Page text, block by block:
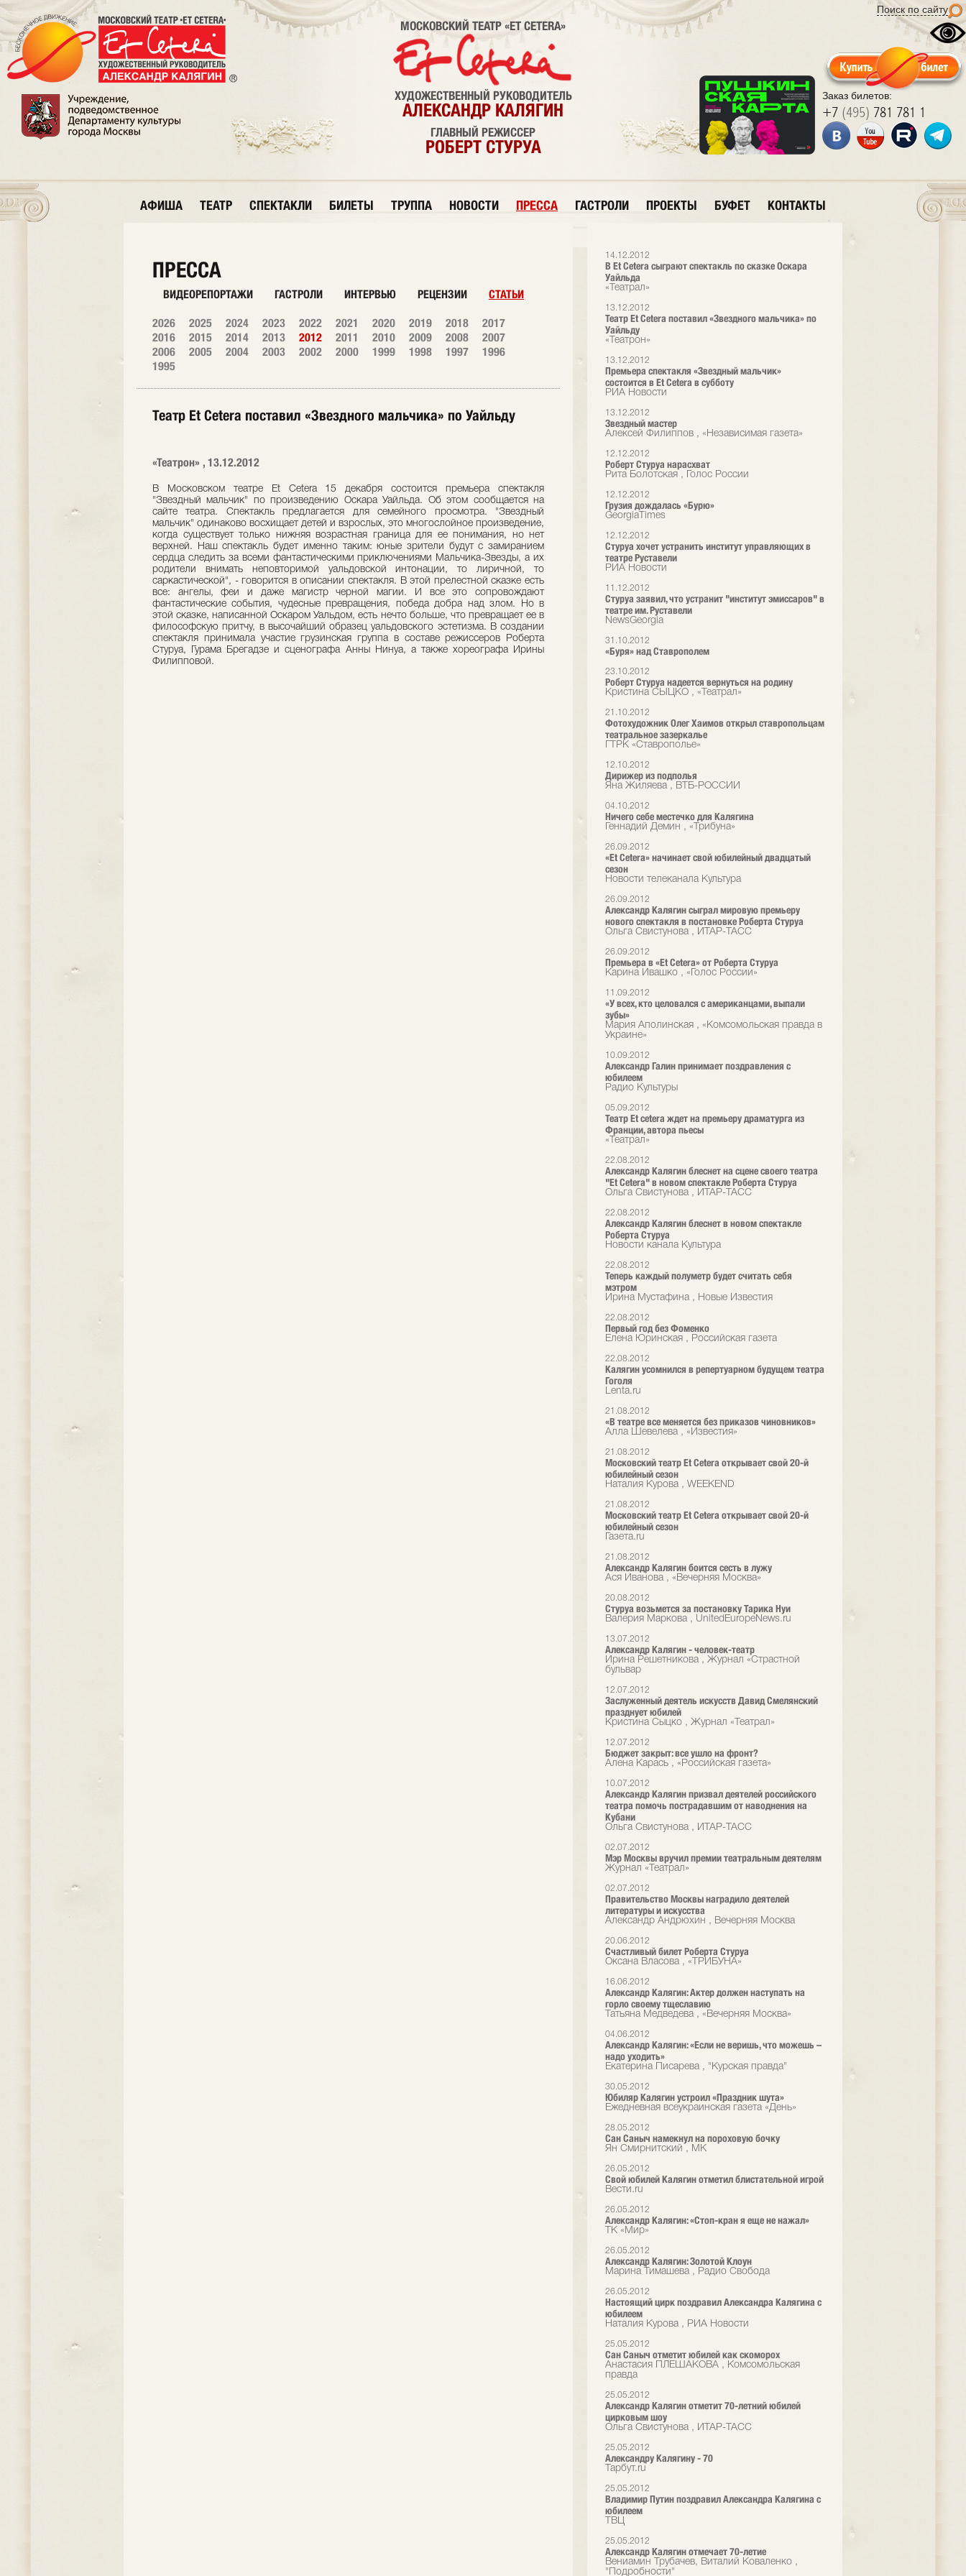
Поиск по сайту
Заказ билетов:
+7 (495) 781 781 1
МОСКОВСКИЙ ТЕАТР «ET CETERA»
ХУДОЖЕСТВЕННЫЙ РУКОВОДИТЕЛЬ
АЛЕКСАНДР КАЛЯГИН
ГЛАВНЫЙ РЕЖИССЕР
РОБЕРТ СТУРУА
АФИША ТЕАТР СПЕКТАКЛИ БИЛЕТЫ ТРУППА НОВОСТИ ПРЕССА ГАСТРОЛИ ПРОЕКТЫ БУФЕТ КОНТАКТЫ
14.12.2012
В Et Cetera сыграют спектакль по сказке Оскара
Уайльда
«Театрал»
13.12.2012
Театр Et Cetera поставил «Звездного мальчика» по
Уайльду
«Театрон»
13.12.2012
Премьера спектакля «Звездный мальчик»
состоится в Et Cetera в субботу
РИА Новости
13.12.2012
Звездный мастер
Алексей Филиппов , «Независимая газета»
12.12.2012
Роберт Стуруа нарасхват
Рита Болотская , Голос России
12.12.2012
Грузия дождалась «Бурю»
GeorgiaTimes
12.12.2012
Стуруа хочет устранить институт управляющих в
театре Руставели
РИА Новости
11.12.2012
Стуруа заявил, что устранит "институт эмиссаров" в
театре им. Руставели
NewsGeorgia
31.10.2012
«Буря» над Ставрополем
23.10.2012
Роберт Стуруа надеется вернуться на родину
Кристина СЫЦКО , «Театрал»
21.10.2012
Фотохудожник Олег Хаимов открыл ставропольцам
театральное зазеркалье
ГТРК «Ставрополье»
12.10.2012
Дирижер из подполья
Яна Жиляева , ВТБ-РОССИИ
04.10.2012
Ничего себе местечко для Калягина
Геннадий Демин , «Трибуна»
26.09.2012
«Et Cetera» начинает свой юбилейный двадцатый
сезон
Новости телеканала Культура
26.09.2012
Александр Калягин сыграл мировую премьеру
нового спектакля в постановке Роберта Стуруа
Ольга Свистунова , ИТАР-ТАСС
26.09.2012
Премьера в «Et Cetera» от Роберта Стуруа
Карина Ивашко , «Голос России»
11.09.2012
«У всех, кто целовался с американцами, выпали
зубы»
Мария Аполинская , «Комсомольская правда в
Украине»
10.09.2012
Александр Галин принимает поздравления с
юбилеем
Радио Культуры
05.09.2012
Театр Et cetera ждет на премьеру драматурга из
Франции, автора пьесы
«Театрал»
22.08.2012
Александр Калягин блеснет на сцене своего театра
"Et Cetera" в новом спектакле Роберта Стуруа
Ольга Свистунова , ИТАР-ТАСС
22.08.2012
Александр Калягин блеснет в новом спектакле
Роберта Стуруа
Новости канала Культура
22.08.2012
Теперь каждый полуметр будет считать себя
мэтром
Ирина Мустафина , Новые Известия
22.08.2012
Первый год без Фоменко
Елена Юринская , Российская газета
22.08.2012
Калягин усомнился в репертуарном будущем театра
Гоголя
Lenta.ru
21.08.2012
«В театре все меняется без приказов чиновников»
Алла Шевелева , «Известия»
21.08.2012
Московский театр Et Cetera открывает свой 20-й
юбилейный сезон
Наталия Курова , WEEKEND
21.08.2012
Московский театр Et Cetera открывает свой 20-й
юбилейный сезон
Газета.ru
21.08.2012
Александр Калягин боится сесть в лужу
Ася Иванова , «Вечерняя Москва»
20.08.2012
Стуруа возьмется за постановку Тарика Нуи
Валерия Маркова , UnitedEuropeNews.ru
13.07.2012
Александр Калягин - человек-театр
Ирина Решетникова , Журнал «Страстной
бульвар
12.07.2012
Заслуженный деятель искусств Давид Смелянский
празднует юбилей
Кристина Сыцко , Журнал «Театрал»
12.07.2012
Бюджет закрыт: все ушло на фронт?
Алена Карась , «Российская газета»
10.07.2012
Александр Калягин призвал деятелей российского
театра помочь пострадавшим от наводнения на
Кубани
Ольга Свистунова , ИТАР-ТАСС
02.07.2012
Мэр Москвы вручил премии театральным деятелям
Журнал «Театрал»
02.07.2012
Правительство Москвы наградило деятелей
литературы и искусства
Александр Андрюхин , Вечерняя Москва
20.06.2012
Счастливый билет Роберта Стуруа
Оксана Власова , «ТРИБУНА»
16.06.2012
Александр Калягин: Актер должен наступать на
горло своему тщеславию
Татьяна Медведева , «Вечерняя Москва»
04.06.2012
Александр Калягин: «Если не веришь, что можешь –
надо уходить»
Екатерина Писарева , "Курская правда"
30.05.2012
Юбиляр Калягин устроил «Праздник шута»
Ежедневная всеукраинская газета «День»
28.05.2012
Сан Саныч намекнул на пороховую бочку
Ян Смирнитский , МК
26.05.2012
Свой юбилей Калягин отметил блистательной игрой
Вести.ru
26.05.2012
Александр Калягин: «Стоп-кран я еще не нажал»
ТК «Мир»
26.05.2012
Александр Калягин: Золотой Клоун
Марина Тимашева , Радио Свобода
26.05.2012
Настоящий цирк поздравил Александра Калягина с
юбилеем
Наталия Курова , РИА Новости
25.05.2012
Сан Саныч отметит юбилей как скоморох
Анастасия ПЛЕШАКОВА , Комсомольская
правда
25.05.2012
Александр Калягин отметит 70-летний юбилей
цирковым шоу
Ольга Свистунова , ИТАР-ТАСС
25.05.2012
Александру Калягину - 70
Тарбут.ru
25.05.2012
Владимир Путин поздравил Александра Калягина с
юбилеем
ТВЦ
25.05.2012
Александр Калягин отмечает 70-летие
Вениамин Трубачев, Виталий Коваленко ,
"Подробности"
ПРЕССА
ВИДЕОРЕПОРТАЖИ ГАСТРОЛИ ИНТЕРВЬЮ РЕЦЕНЗИИ СТАТЬИ
2026 2025 2024 2023 2022 2021 2020 2019 2018
2017
2016
2015 2014 2013 2012 2011 2010 2009 2008
2007
2006
2005 2004 2003 2002 2000 1999 1998 1997
1996
1995
Театр Et Cetera поставил «Звездного мальчика» по Уайльду
«Театрон» , 13.12.2012
В Московском театре Et Cetera 15 декабря состоится премьера спектакля
"Звездный мальчик" по произведению Оскара Уайльда. Об этом сообщается на
сайте театра. Спектакль предлагается для семейного просмотра. "Звездный
мальчик" одинаково восхищает детей и взрослых, это многослойное произведение,
когда существует только нижняя возрастная граница для ее понимания, но нет
верхней. Наш спектакль будет именно таким: юные зрители будут с замиранием
сердца следить за всеми фантастическими приключениями Мальчика-Звезды, а их
родители внимать неповторимой уальдовской интонации, то лиричной, то
саркастической", - говорится в описании спектакля. В этой прелестной сказке есть
все: ангелы, феи и даже магистр черной магии. И все это сопровождают
фантастические события, чудесные превращения, победа добра над злом. Но в
этой сказке, написанной Оскаром Уальдом, есть нечто больше, что превращает ее в
философскую притчу, в высочайший образец уальдовского эстетизма. В создании
спектакля принимала участие грузинская группа в составе режиссеров Роберта
Стуруа, Гурама Брегадзе и сценографа Анны Нинуа, а также хореографа Ирины
Филипповой.